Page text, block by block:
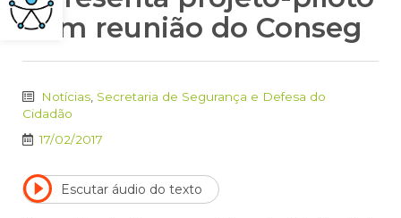
em reunião do Conseg
Notícias Secretaria de Segurança e Defesa do
Cidadão
17/02/2017
Escutar áudio do texto